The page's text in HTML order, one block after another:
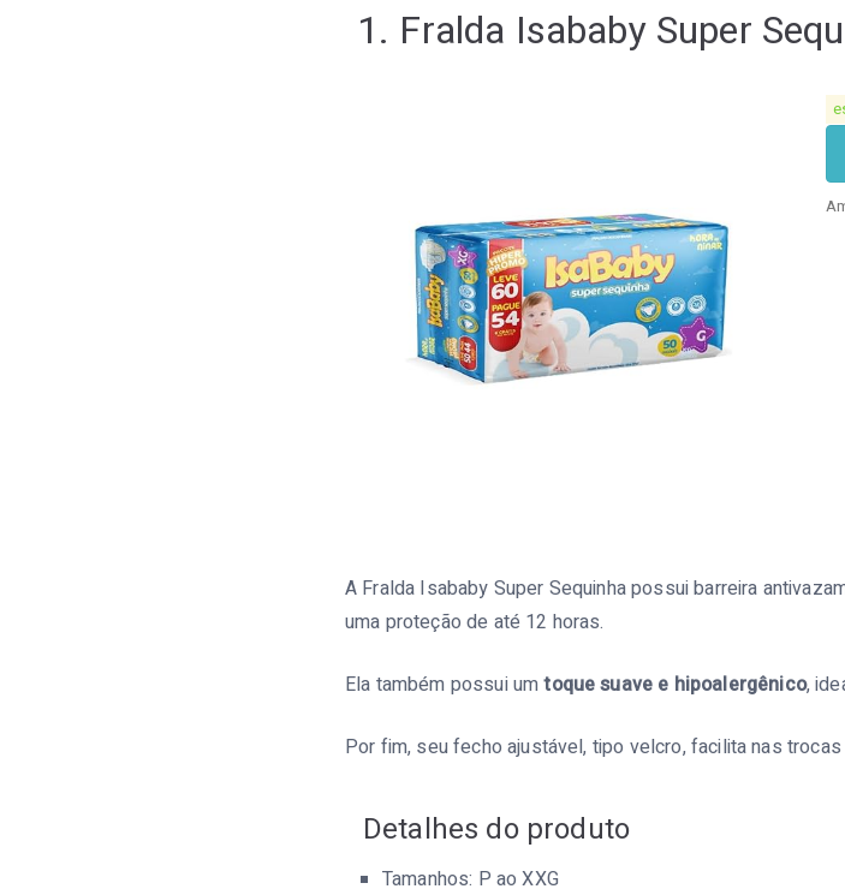
1. Fralda Isababy Super
A Fralda Isababy Super Sequinha possui barreira
uma proteção de até 12 horas.
Ela também possui umtoque suave e hipoalergênico,
Por fim, seu fecho ajustável, tipo velcro, facilita nas
Detalhes do produto
Tamanhos: P ao XXG